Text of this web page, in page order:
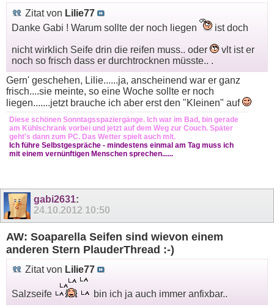
Zitat von Lilie77
Danke Gabi ! Warum sollte der noch liegen
ist doch
nicht wirklich Seife drin die reifen muss.. oder
vlt ist er
noch so frisch dass er durchtrocknen müsste.. .
Gern' geschehen, Lilie......ja, anscheinend war er ganz
frisch....sie meinte, so eine Woche sollte er noch
liegen.......jetzt brauche ich aber erst den "Kleinen" auf
Diese schönen Sonntagsspaziergänge. Ich war im Bad, bin gerade
am Kühlschrank vorbei und jetzt auf dem Weg zur Couch. Später
geht's dann zum PC. Das Wetter spielt auch mit.
Ich führe Selbstgespräche - mindestens einmal am Tag muss ich
mit einem vernünftigen Menschen sprechen......
gabi2631:
24.10.2012 10:50
AW: Soaparella Seifen sind wievon einem
anderen Stern PlauderThread :-)
Zitat von Lilie77
Salzseife
bin ich ja auch immer anfixbar..